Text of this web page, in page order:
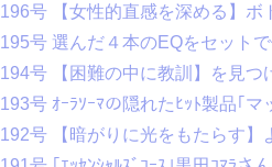
196号 【女性的直感を深める】ボ
195号 選んだ４本のEQをセット
194号 【困難の中に教訓】を見つ
193号 ｵｰﾗｿｰﾏの隠れたﾋｯﾄ製品｢マ
192号 【暗がりに光をもたらす】